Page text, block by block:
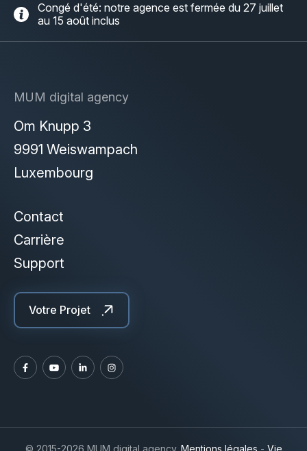
Congé d'été: notre agence est fermée du 27 juillet
au 15 août inclus
MUM digital agency
Om Knupp 3
9991 Weiswampach
Luxembourg
Contact
Carrière
Support
Votre Projet